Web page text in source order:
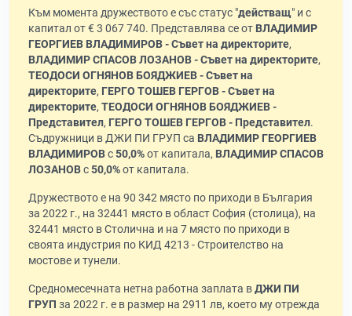
Към момента дружеството е със статус "действащ" и с
капитал от € 3 067 740. Представлява се от ВЛАДИМИР
ГЕОРГИЕВ ВЛАДИМИРОВ - Съвет на директорите,
ВЛАДИМИР СПАСОВ ЛОЗАНОВ - Съвет на директорите,
ТЕОДОСИ ОГНЯНОВ БОЯДЖИЕВ - Съвет на
директорите, ГЕРГО ТОШЕВ ГЕРГОВ - Съвет на
директорите, ТЕОДОСИ ОГНЯНОВ БОЯДЖИЕВ -
Представител, ГЕРГО ТОШЕВ ГЕРГОВ - Представител.
Съдружници в ДЖИ ПИ ГРУП са ВЛАДИМИР ГЕОРГИЕВ
ВЛАДИМИРОВс50,0%от капитала, ВЛАДИМИР СПАСОВ
ЛОЗАНОВс50,0%от капитала.
Дружеството е на 90 342 място по приходи в България
за 2022 г., на 32441 място в област София (столица), на
32441 място в Столична и на 7 място по приходи в
своята индустрия по КИД 4213 - Строителство на
мостове и тунели.
Средномесечната нетна работна заплата вДЖИ ПИ
ГРУП за 2022 г. е в размер на 2911 лв, което му отрежда